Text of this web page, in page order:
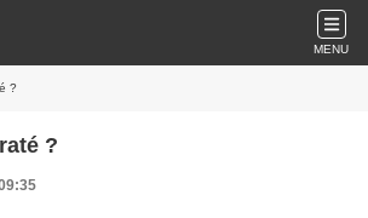
MENU
?
?